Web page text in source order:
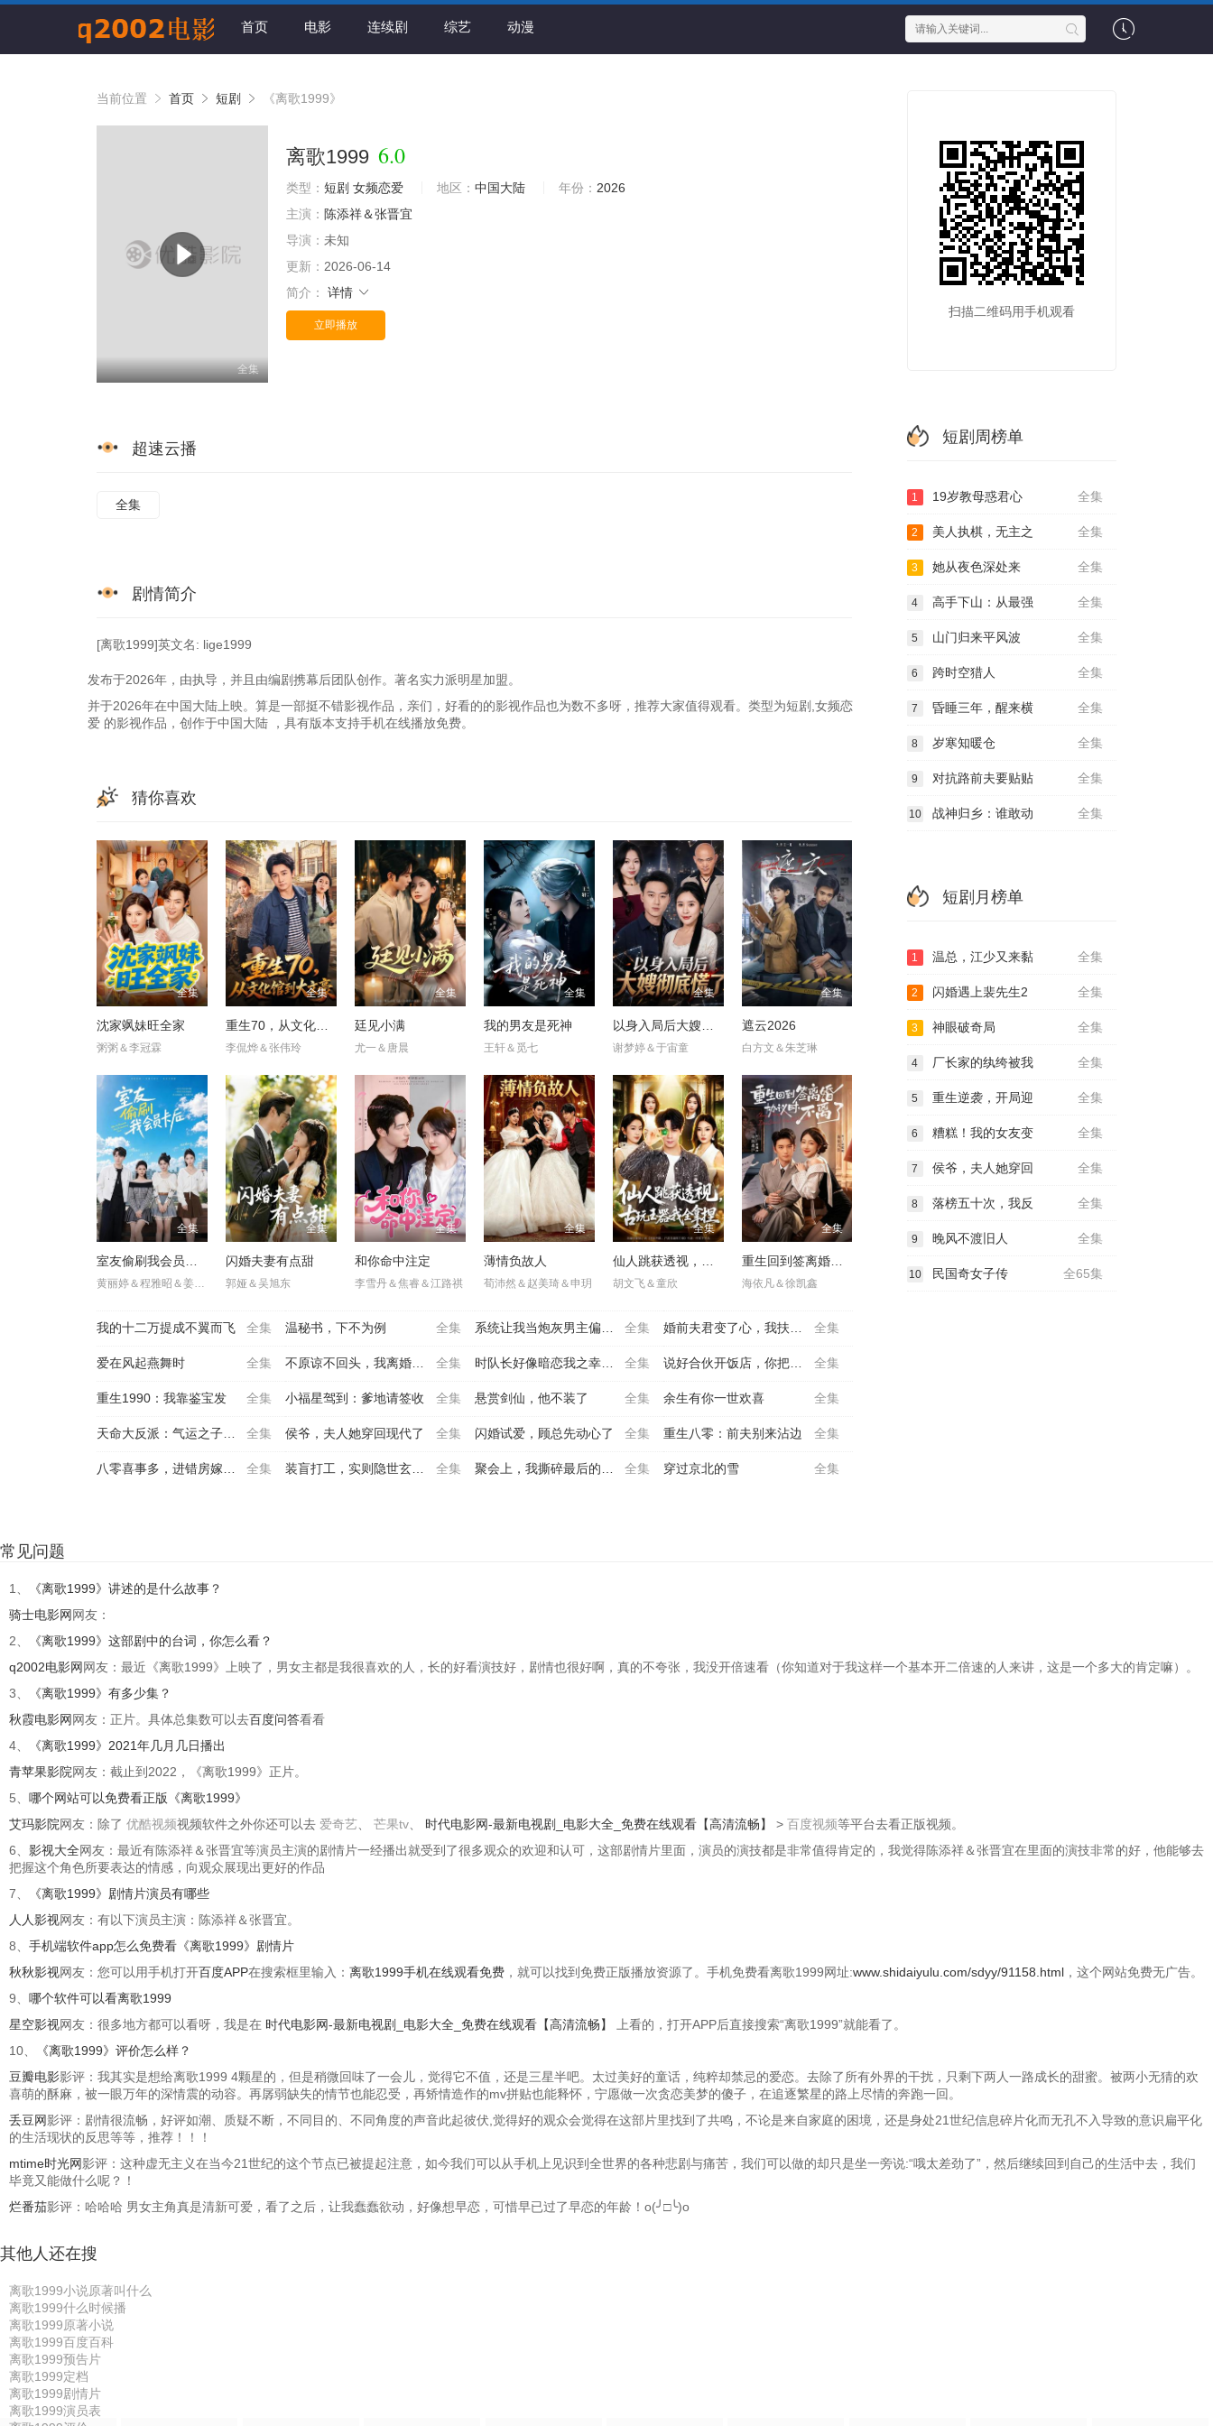
首页 电影 连续剧 综艺 动漫
当前位置 首页 短剧 《离歌1999》
全集
离歌1999 6.0
类型： 短剧 女频恋爱 地区： 中国大陆 年份： 2026
主演： 陈添祥＆张晋宜
导演： 未知
更新： 2026-06-14
简介：
详情
立即播放
超速云播
全集
剧情简介
[离歌1999]英文名: lige1999
发布于2026年，由执导，并且由编剧携幕后团队创作。著名实力派明星加盟。
并于2026年在中国大陆上映。算是一部挺不错影视作品，亲们，好看的的影视作品也为数不多呀，推荐大家值得观看。类型为短剧,女频恋
爱 的影视作品，创作于中国大陆 ，具有版本支持手机在线播放免费。
猜你喜欢
全集
沈家飒妹旺全家
粥粥＆李冠霖
全集
重生70，从文化馆到大文豪
李侃烨＆张伟玲
全集
廷见小满
尤一＆唐晨
全集
我的男友是死神
王轩＆觅七
全集
以身入局后大嫂彻底慌了
谢梦婷＆于宙童
全集
遮云2026
白方文＆朱芝琳
全集 全集
闪婚夫妻有点甜
郭娅＆吴旭东
全集
和你命中注定
李雪丹＆焦睿＆江路祺
全集
薄情负故人
荀沛然＆赵美琦＆申玥
全集
胡文飞＆童欣
全集
重生回到签离婚协议时，不离了
海依凡＆徐凯鑫
全集
我的十二万提成不翼而飞 全集
温秘书，下不为例 全集
系统让我当炮灰男主偏不让 全集
婚前夫君变了心，我扶纨绔
全集
爱在风起燕舞时 全集
不原谅不回头，我离婚独美 全集
时队长好像暗恋我之幸得回 全集
说好合伙开饭店，你把我当
全集
重生1990：我靠鉴宝发 全集
小福星驾到：爹地请签收 全集
悬赏剑仙，他不装了 全集
余生有你一世欢喜
全集
天命大反派：气运之子靠边 全集
侯爷，夫人她穿回现代了 全集
闪婚试爱，顾总先动心了 全集
重生八零：前夫别来沾边
全集
八零喜事多，进错房嫁对郎 全集
装盲打工，实则隐世玄门传 全集
聚会上，我撕碎最后的温柔 全集
穿过京北的雪
扫描二维码用手机观看
短剧周榜单
全集
1 19岁教母惑君心
全集
2 美人执棋，无主之
全集
3 她从夜色深处来
全集
4 高手下山：从最强
全集
5 山门归来平风波
全集
6 跨时空猎人
全集
7 昏睡三年，醒来横
全集
8 岁寒知暖仓
全集
9 对抗路前夫要贴贴
全集
10 战神归乡：谁敢动
短剧月榜单
全集
1 温总，江少又来黏
全集
2 闪婚遇上裴先生2
全集
3 神眼破奇局
全集
4 厂长家的纨绔被我
全集
5 重生逆袭，开局迎
全集
6 糟糕！我的女友变
全集
7 侯爷，夫人她穿回
全集
8 落榜五十次，我反
全集
9 晚风不渡旧人
全65集
10 民国奇女子传
常见问题
1、
《离歌1999》讲述的是什么故事？
骑士电影网 网友：
2、
《离歌1999》这部剧中的台词，你怎么看？
q2002电影网 网友：最近《离歌1999》上映了，男女主都是我很喜欢的人，长的好看演技好，剧情也很好啊，真的不夸张，我没开倍速看（你知道对于我这样一个基本开二倍速的人来讲，这是一个多大的肯定嘛）。
3、
《离歌1999》有多少集？
秋霞电影网 网友：正片。具体总集数可以去百度问答看看
4、
《离歌1999》2021年几月几日播出
青苹果影院网友：截止到2022，《离歌1999》正片。
5、 哪个网站可以免费看正版《离歌1999》
艾玛影院网友：除了 优酷视频视频软件之外你还可以去 爱奇艺 芒果tv 时代电影网-最新电视剧_电影大全_免费在线观看【高清流畅】 > 百度视频等平台去看正版视频。
6、 影视大全网友：最近有陈添祥＆张晋宜等演员主演的剧情片一经播出就受到了很多观众的欢迎和认可，这部剧情片里面，演员的演技都是非常值得肯定的，我觉得陈添祥＆张晋宜在里面的演技非常的好，他能够去
把握这个角色所要表达的情感，向观众展现出更好的作品
7、
《离歌1999》剧情片演员有哪些
人人影视网友：有以下演员主演：陈添祥＆张晋宜。
8、 手机端软件app怎么免费看《离歌1999》剧情片
秋秋影视网友：您可以用手机打开百度APP在搜索框里输入： 离歌1999手机在线观看免费 ，就可以找到免费正版播放资源了。手机免费看离歌1999网址:www.shidaiyulu.com/sdyy/91158.html ，这个网站免费无广告。
9、 哪个软件可以看离歌1999
星空影视网友：很多地方都可以看呀，我是在 时代电影网-最新电视剧_电影大全_免费在线观看【高清流畅】
上看的，打开APP后直接搜索“离歌1999”就能看了。
10、
《离歌1999》评价怎么样？
豆瓣电影影评：我其实是想给离歌1999 4颗星的，但是稍微回味了一会儿，觉得它不值，还是三星半吧。太过美好的童话，纯粹却禁忌的爱恋。去除了所有外界的干扰，只剩下两人一路成长的甜蜜。被两小无猜的欢
喜萌的酥麻，被一眼万年的深情震的动容。再孱弱缺失的情节也能忍受，再矫情造作的mv拼贴也能释怀，宁愿做一次贪恋美梦的傻子，在追逐繁星的路上尽情的奔跑一回。
丢豆网影评：剧情很流畅，好评如潮、质疑不断，不同目的、不同角度的声音此起彼伏,觉得好的观众会觉得在这部片里找到了共鸣，不论是来自家庭的困境，还是身处21世纪信息碎片化而无孔不入导致的意识扁平化
的生活现状的反思等等，推荐！！！
mtime时光网影评：这种虚无主义在当今21世纪的这个节点已被提起注意，如今我们可以从手机上见识到全世界的各种悲剧与痛苦，我们可以做的却只是坐一旁说:“哦太差劲了”，然后继续回到自己的生活中去，我们
毕竟又能做什么呢？！
烂番茄影评：哈哈哈 男女主角真是清新可爱，看了之后，让我蠢蠢欲动，好像想早恋，可惜早已过了早恋的年龄！o(╯□╰)o
其他人还在搜
离歌1999小说原著叫什么
离歌1999什么时候播
离歌1999原著小说
离歌1999百度百科
离歌1999预告片
离歌1999定档
离歌1999剧情片
离歌1999演员表